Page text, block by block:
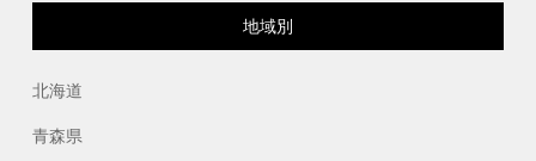
地域別
北海道
青森県